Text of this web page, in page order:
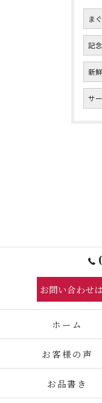
ま
記
新鮮
サ
お問い合わせ
ホーム
お客様の声
お品書き